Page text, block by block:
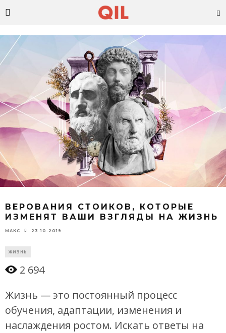
ВЕРОВАНИЯ СТОИКОВ, КОТОРЫЕ
ИЗМЕНЯТ ВАШИ ВЗГЛЯДЫ НА ЖИЗНЬ
МАКС 23.10.2019
ЖИЗНЬ
2 694
Жизнь — это постоянный процесс
обучения, адаптации, изменения и
наслаждения ростом. Искать ответы на